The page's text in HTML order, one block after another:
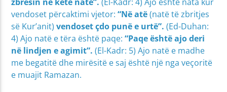
vendoset përcaktimi vjetor:“Në atë(natë të zbritjes
së Kur’anit) vendoset çdo punë e urtë”. (Ed-Duhan:
4) Ajo natë e tëra është paqe:“Paqe është ajo deri
në lindjen e agimit”.(El-Kadr: 5) Ajo natë e madhe
me begatitë dhe mirësitë e saj është një nga veçoritë
e muajit Ramazan.